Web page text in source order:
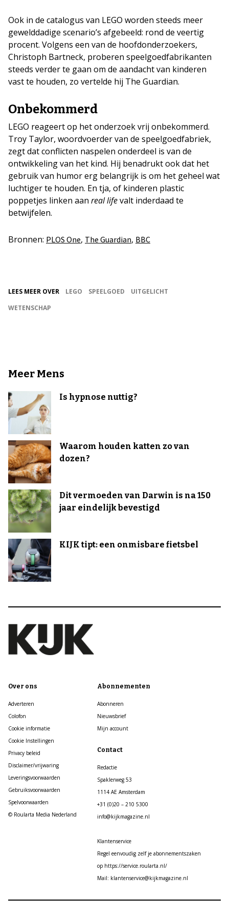
Ook in de catalogus van LEGO worden steeds meer
gewelddadige scenario’s afgebeeld: rond de veertig
procent. Volgens een van de hoofdonderzoekers,
Christoph Bartneck, proberen speelgoedfabrikanten
steeds verder te gaan om de aandacht van kinderen
vast te houden, zo vertelde hij The Guardian.
Onbekommerd
LEGO reageert op het onderzoek vrij onbekommerd.
Troy Taylor, woordvoerder van de speelgoedfabriek,
zegt dat conflicten naspelen onderdeel is van de
ontwikkeling van het kind. Hij benadrukt ook dat het
gebruik van humor erg belangrijk is om het geheel wat
luchtiger te houden. En tja, of kinderen plastic
poppetjes linken aan real lifevalt inderdaad te
betwijfelen.
Bronnen: PLOS One, The Guardian, BBC
LEES MEER OVER LEGO SPEELGOED
UITGELICHT
WETENSCHAP
Meer Mens
Is hypnose nuttig?
Waarom houden katten zo van
dozen?
Dit vermoeden van Darwin is na 150
jaar eindelijk bevestigd
KIJK tipt: een onmisbare fietsbel
Over ons
Adverteren
Colofon
Cookie informatie
Cookie Instellingen
Privacy beleid
Disclaimer/vrijwaring
Leveringsvoorwaarden
Gebruiksvoorwaarden
Spelvoorwaarden
© Roularta Media Nederland
Abonnementen
Abonneren
Nieuwsbrief
Mijn account
Contact
Redactie
Spaklerweg 53
1114 AE Amsterdam
+31 (0)20 – 210 5300
info@kijkmagazine.nl
Klantenservice
Regel eenvoudig zelf je abonnementszaken
op https://service.roularta.nl/
Mail: klantenservice@kijkmagazine.nl